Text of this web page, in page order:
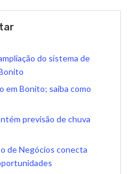
do sistema de
em Bonito; saiba como
previsão de chuva
de Negócios conecta